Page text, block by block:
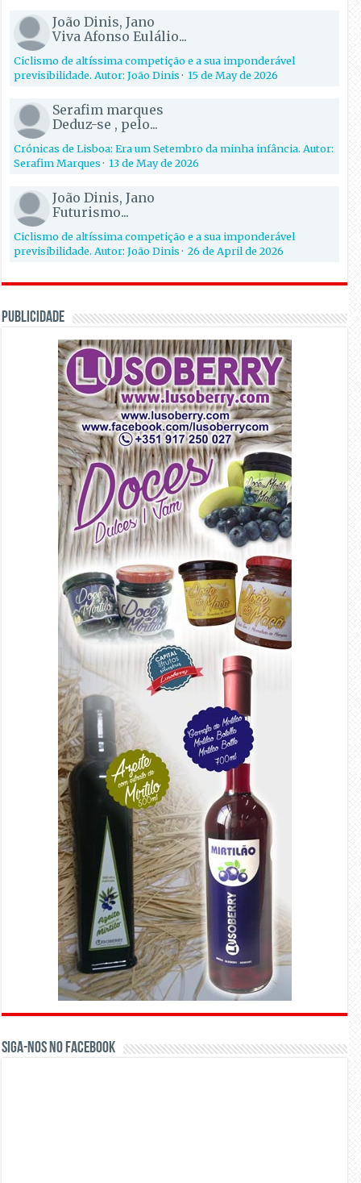
João Dinis, Jano
Viva Afonso Eulálio...
Ciclismo de altíssima competição e a sua imponderável
previsibilidade. Autor: João Dinis·15 de May de 2026
Serafim marques
Deduz-se , pelo...
Crónicas de Lisboa: Era um Setembro da minha infância. Autor:
Serafim Marques·13 de May de 2026
João Dinis, Jano
Futurismo...
Ciclismo de altíssima competição e a sua imponderável
previsibilidade. Autor: João Dinis·26 de April de 2026
PUBLICIDADE
Siga-nos no Facebook